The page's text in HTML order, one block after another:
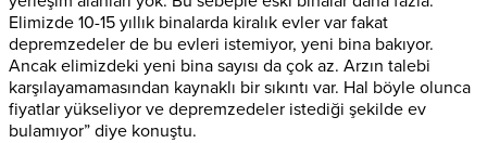
Elimizde 10-15 yıllık binalarda kiralık evler var fakat
depremzedeler de bu evleri istemiyor, yeni bina bakıyor.
Ancak elimizdeki yeni bina sayısı da çok az. Arzın talebi
karşılayamamasından kaynaklı bir sıkıntı var. Hal böyle olunca
fiyatlar yükseliyor ve depremzedeler istediği şekilde ev
bulamıyor” diye konuştu.